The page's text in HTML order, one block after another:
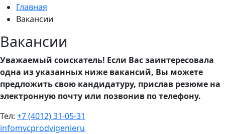
Главная
Вакансии
Вакансии
Уважаемый соискатель! Если Вас заинтересовала
одна из указанных ниже вакансий, Вы можете
предложить свою кандидатуру, прислав резюме на
электронную почту или позвонив по телефону.
Тел: +7 (4012) 31-05-31
infomvcprodvigenieru